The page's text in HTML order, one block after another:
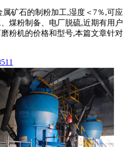
矿石的制粉加工,湿度＜7％,可应
煤粉制备、电厂脱硫,近期有用户
粉机的价格和型号,本篇文章针对